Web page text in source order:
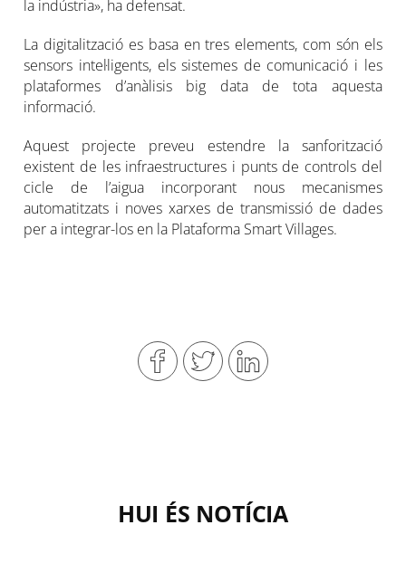
la indústria», ha defensat.
La digitalització es basa en tres elements, com són els
sensors intel·ligents, els sistemes de comunicació i les
plataformes d’anàlisis big data de tota aquesta
informació.
Aquest projecte preveu estendre la sanforització
existent de les infraestructures i punts de controls del
cicle de l’aigua incorporant nous mecanismes
automatitzats i noves xarxes de transmissió de dades
per a integrar-los en la Plataforma Smart Villages.
HUI ÉS NOTÍCIA